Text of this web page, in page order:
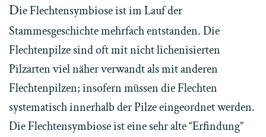
Die Flechtensymbiose ist im Lauf der
Stammesgeschichte mehrfach entstanden. Die
Flechtenpilze sind oft mit nicht lichenisierten
Pilzarten viel näher verwandt als mit anderen
Flechtenpilzen; insofern müssen die Flechten
systematisch innerhalb der Pilze eingeordnet werden.
Die Flechtensymbiose ist eine sehr alte “Erfindung”